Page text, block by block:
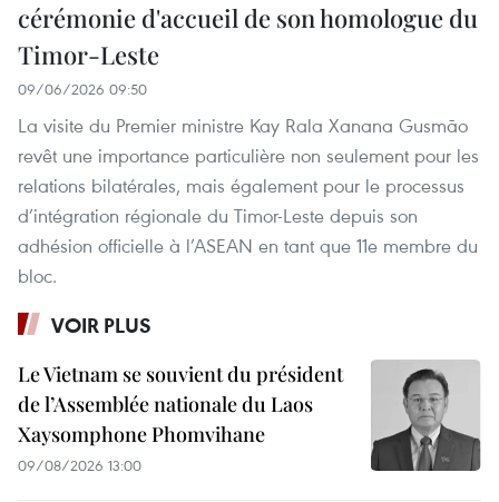
cérémonie d'accueil de son homologue du
Timor-Leste
09/06/2026 09:50
La visite du Premier ministre Kay Rala Xanana Gusmão
revêt une importance particulière non seulement pour les
relations bilatérales, mais également pour le processus
d’intégration régionale du Timor-Leste depuis son
adhésion officielle à l’ASEAN en tant que 11e membre du
bloc.
VOIR PLUS
Le Vietnam se souvient du président
de l’Assemblée nationale du Laos
Xaysomphone Phomvihane
09/08/2026 13:00